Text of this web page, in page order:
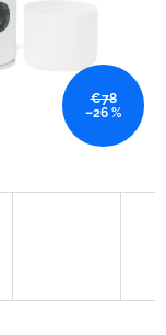
€78
–26 %